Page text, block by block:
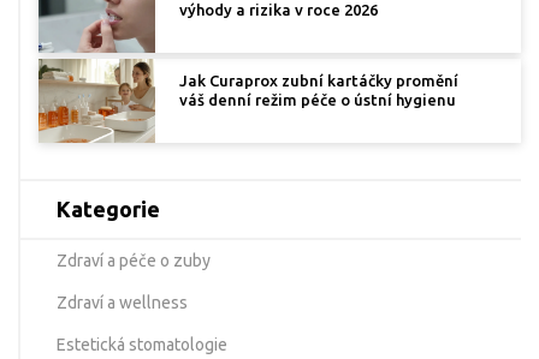
výhody a rizika v roce 2026
Jak Curaprox zubní kartáčky promění
váš denní režim péče o ústní hygienu
Kategorie
Zdraví a péče o zuby
Zdraví a wellness
Estetická stomatologie